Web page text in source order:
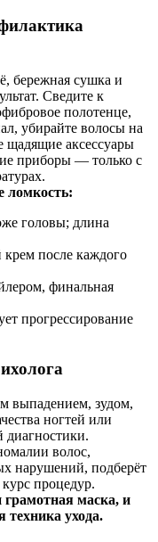
бережная сушка и
Сведите к
полотенце,
убирайте волосы на
щадящие аксессуары
приборы — только с
головы; длина
после каждого
финальная
прогрессирование
выпадением, зудом,
ногтей или
волос,
нарушений, подберёт
процедур.
маска, и
техника ухода.